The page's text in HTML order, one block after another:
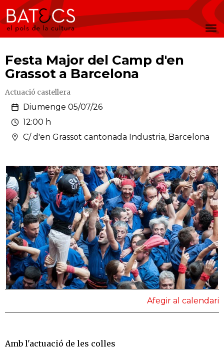
Batecs
Afegir al calendari
Festa Major del Camp d'en
Grassot a Barcelona
Actuació castellera
Diumenge 05/07/26
12:00 h
C/ d'en Grassot cantonada Industria, Barcelona
Amb l'actuació de les colles